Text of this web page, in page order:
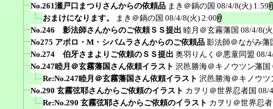
No.261瀬戸口まつりさんからの依頼品 まき＠鍋の国 08/4/8(火) 1:59
おまけになります。
まき＠鍋の国 08/4/8(火) 2:00
No.246 影法師さんからのご依頼ＳＳ提出 睦月＠玄霧藩国 08/4/8(
No275 アポロ・M・シバムラさんからのご依頼品 影法師＠ながみ藩
No.274 伯牙さまよりご依頼のＳＳ提出 奥羽りんく＠悪童同盟 08/
No.247睦月＠玄霧藩国さん依頼イラスト 沢邑勝海＠キノウツン藩国
Re:No.247睦月＠玄霧藩国さん依頼イラスト 沢邑勝海＠キノウツ
No.290 玄霧弦耶さんからご依頼のイラスト カヲリ＠世界忍者国 08/
Re:No.290 玄霧弦耶さんからご依頼のイラスト カヲリ＠世界忍